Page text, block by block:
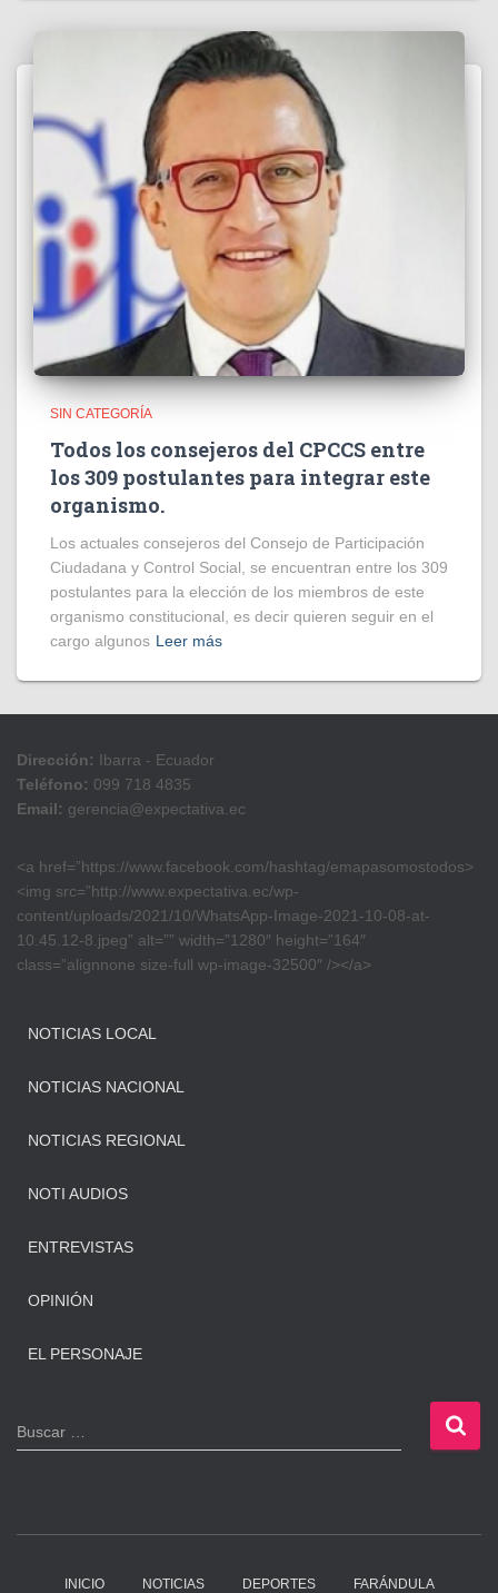
SIN CATEGORÍA
Todos los consejeros del CPCCS entre
los 309 postulantes para integrar este
organismo.
Los actuales consejeros del Consejo de Participación
Ciudadana y Control Social, se encuentran entre los 309
postulantes para la elección de los miembros de este
organismo constitucional, es decir quieren seguir en el
cargo algunos Leer más
Dirección: Ibarra - Ecuador
Teléfono: 099 718 4835
Email: gerencia@expectativa.ec
<a href=”https://www.facebook.com/hashtag/emapasomostodos>
<img src=”http://www.expectativa.ec/wp-
content/uploads/2021/10/WhatsApp-Image-2021-10-08-at-
10.45.12-8.jpeg” alt=”” width=”1280″ height=”164″
class=”alignnone size-full wp-image-32500″ /></a>
NOTICIAS LOCAL
NOTICIAS NACIONAL
NOTICIAS REGIONAL
NOTI AUDIOS
ENTREVISTAS
OPINIÓN
EL PERSONAJE
B
u
Buscar …
INICIO NOTICIAS DEPORTES FARÁNDULA